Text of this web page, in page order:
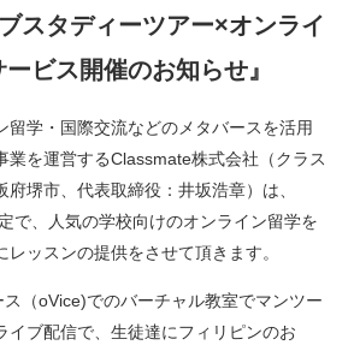
スタディーツアー×オンライ
ビス開催のお知らせ』
留学・国際交流などのメタバースを活用
業を運営するClassmate株式会社（クラス
府堺市、代表取締役：井坂浩章）は、
で、人気の学校向けのオンライン留学を
ッスンの提供をさせて頂きます。
ス（oVice)でのバーチャル教室でマンツー
イブ配信で、生徒達にフィリピンのお